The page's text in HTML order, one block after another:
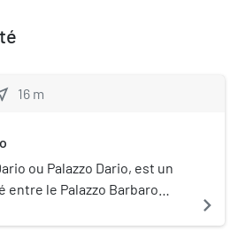
16 m
ou Palazzo Dario, est un
entre le Palazzo Barbaro
dans le sestiere de
navigate_next